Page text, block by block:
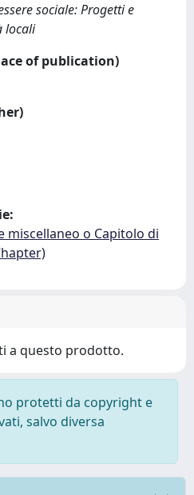
sociale: Progetti e
locali
of publication)
miscellaneo o Capitolo di
a questo prodotto.
protetti da copyright e
salvo diversa